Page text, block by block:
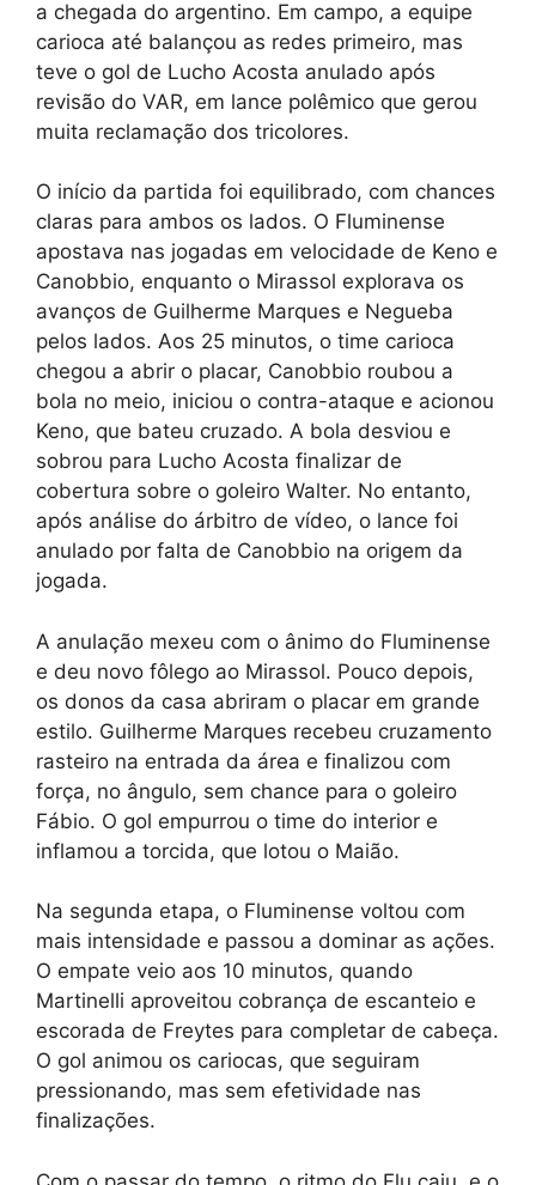
a chegada do argentino. Em campo, a equipe
carioca até balançou as redes primeiro, mas
teve o gol de Lucho Acosta anulado após
revisão do VAR, em lance polêmico que gerou
muita reclamação dos tricolores.
O início da partida foi equilibrado, com chances
claras para ambos os lados. O Fluminense
apostava nas jogadas em velocidade de Keno e
Canobbio, enquanto o Mirassol explorava os
avanços de Guilherme Marques e Negueba
pelos lados. Aos 25 minutos, o time carioca
chegou a abrir o placar, Canobbio roubou a
bola no meio, iniciou o contra-ataque e acionou
Keno, que bateu cruzado. A bola desviou e
sobrou para Lucho Acosta finalizar de
cobertura sobre o goleiro Walter. No entanto,
após análise do árbitro de vídeo, o lance foi
anulado por falta de Canobbio na origem da
jogada.
A anulação mexeu com o ânimo do Fluminense
e deu novo fôlego ao Mirassol. Pouco depois,
os donos da casa abriram o placar em grande
estilo. Guilherme Marques recebeu cruzamento
rasteiro na entrada da área e finalizou com
força, no ângulo, sem chance para o goleiro
Fábio. O gol empurrou o time do interior e
inflamou a torcida, que lotou o Maião.
Na segunda etapa, o Fluminense voltou com
mais intensidade e passou a dominar as ações.
O empate veio aos 10 minutos, quando
Martinelli aproveitou cobrança de escanteio e
escorada de Freytes para completar de cabeça.
O gol animou os cariocas, que seguiram
pressionando, mas sem efetividade nas
finalizações.